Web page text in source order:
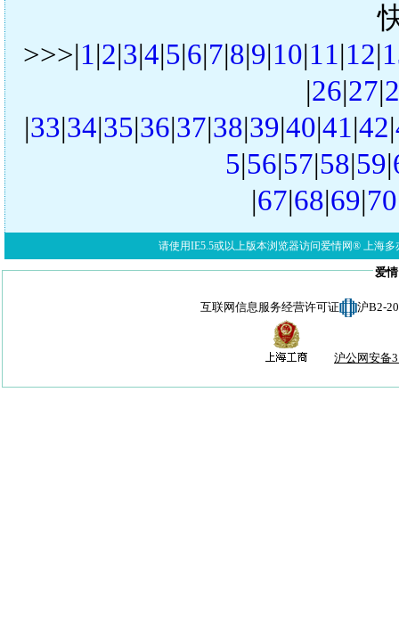
>>>|1|2|3|4|5|6|7|8|9|10|11|12|
|26|27|
|33|34|35|36|37|38|39|40|41|42|
5|56|57|58|59|
|67|68|69|70
请使用IE5.5或以上版本浏览器访问爱情网® 上海多
爱
互联网信息服务经营许可证 沪B2-
沪公网安备